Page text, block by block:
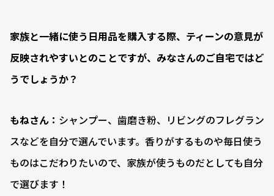
――家族と一緒に使う日用品を購入する際、ティーンの意見が
反映されやすいとのことですが、みなさんのご自宅ではど
うでしょうか？
もねさん： シャンプー、歯磨き粉、リビングのフレグラン
スなどを自分で選んでいます。香りがするものや毎日使う
ものはこだわりたいので、家族が使うものだとしても自分
で選びます！